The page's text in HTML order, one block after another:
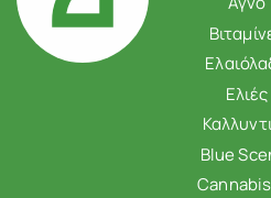
Ελιές
Blue